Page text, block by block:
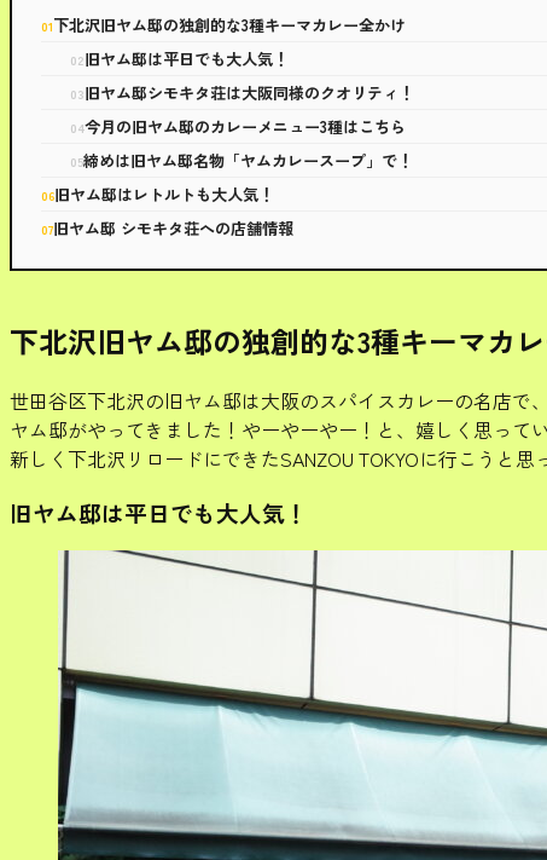
下北沢旧ヤム邸の独創的な3種キーマカレー全かけ
旧ヤム邸は平日でも大人気！
旧ヤム邸シモキタ荘は大阪同様のクオリティ！
今月の旧ヤム邸のカレーメニュー3種はこちら
締めは旧ヤム邸名物「ヤムカレースープ」で！
旧ヤム邸はレトルトも大人気！
旧ヤム邸 シモキタ荘への店舗情報
下北沢旧ヤム邸の独創的な3種キーマカ
世田谷区下北沢の旧ヤム邸は大阪のスパイスカレーの名店で
ヤム邸がやってきました！やーやーやー！と、嬉しく思って
新しく下北沢リロードにできたSANZOU TOKYOに行こうと
旧ヤム邸は平日でも大人気！